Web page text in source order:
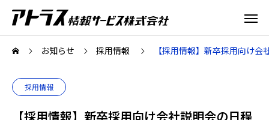
お知らせ 採用情報 【採用情報】新卒採用向け
採用情報
【採用情報】新卒採用向け会社説明会の日程